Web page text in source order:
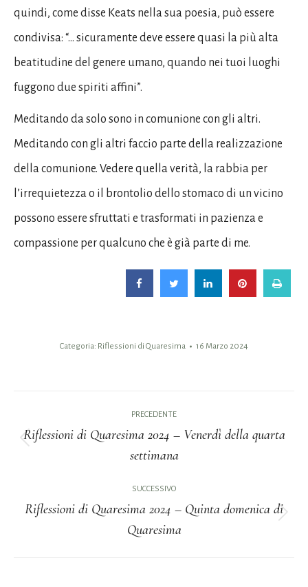
quindi, come disse Keats nella sua poesia, può essere
condivisa: “… sicuramente deve essere quasi la più alta
beatitudine del genere umano, quando nei tuoi luoghi
fuggono due spiriti affini”.
Meditando da solo sono in comunione con gli altri.
Meditando con gli altri faccio parte della realizzazione
della comunione. Vedere quella verità, la rabbia per
l’irrequietezza o il brontolio dello stomaco di un vicino
possono essere sfruttati e trasformati in pazienza e
compassione per qualcuno che è già parte di me.
Categoria: Riflessioni di Quaresima 16 Marzo 2024
tra
post
PRECEDENTE
Riflessioni di Quaresima 2024 – Venerdì della quarta
settimana
SUCCESSIVO
Prossimo
Riflessioni di Quaresima 2024 – Quinta domenica di
Quaresima